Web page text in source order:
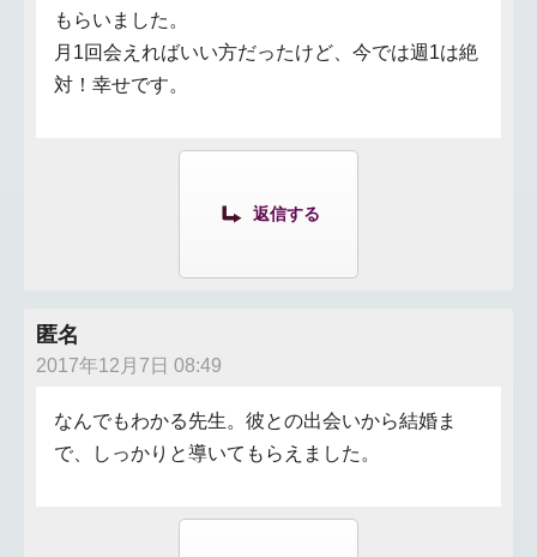
もらいました。
月1回会えればいい方だったけど、今では週1は絶
対！幸せです。
返信する
匿名
2017年12月7日 08:49
なんでもわかる先生。彼との出会いから結婚ま
で、しっかりと導いてもらえました。